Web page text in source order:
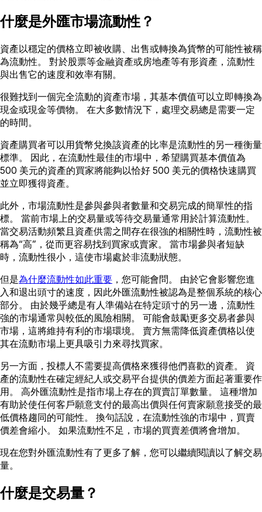
什麼是外匯市場流動性？
資產以穩定的價格立即被收購、出售或轉換為貨幣的可能性被稱
為流動性。 對於股票等金融資產或房地產等有形資產，流動性
與出售它的速度和效率有關。
很難找到一個完全流動的資產市場，其基本價值可以立即轉換為
現金或現金等價物。 在大多數情況下，處理交易總是需要一定
的時間。
資產購買者可以用貨幣兌換該資產的比率是流動性的另一種衡量
標準。 因此，在流動性最佳的市場中，希望購買基本價值為
500 美元的資產的買家將能夠以恰好 500 美元的價格快速購買
並立即獲得資產。
此外，市場流動性是參與參與者數量和交易完成的簡單性的指
標。 當前市場上的交易量或等待交易量通常用於計算流動性。
當交易活動頻繁且資產供需之間存在很強的相關性時，流動性被
稱為“高”，從而更容易找到買家或賣家。 當市場參與者短缺
時，流動性很小，這使市場處於非流動狀態。
但是為什麼流動性如此重要 ，您可能會問。 由於它會影響您進
入和退出頭寸的速度，因此外匯流動性被認為是整個系統的核心
部分。 由於幾乎總是有人準備站在特定頭寸的另一邊，流動性
強的市場通常與較低的風險相關。 可能會鼓勵更多交易者參與
市場，這將維持有利的市場環境。 賣方無需降低資產價格以使
其在流動市場上更具吸引力來尋找買家。
另一方面，投標人不需要提高價格來獲得他們喜歡的資產。 資
產的流動性在確定經紀人或交易平台提供的價差方面起著重要作
用。 高外匯流動性是指市場上存在的買賣訂單數量。 這種增加
有助於使任何客戶願意支付的最高出價與任何賣家願意接受的最
低價格趨同的可能性。 換句話說，在流動性強的市場中，買賣
價差會縮小。 如果流動性不足，市場的買賣差價將會增加。
現在您對外匯流動性有了更多了解，您可以繼續閱讀以了解交易
量。
什麼是交易量？